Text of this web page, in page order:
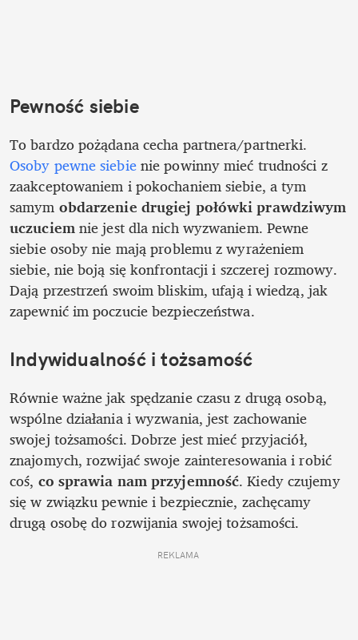
Pewność siebie
Osoby pewne siebie nie powinny mieć trudności z
zaakceptowaniem i pokochaniem siebie, a tym
samym obdarzenie drugiej połówki prawdziwym
uczuciem nie jest dla nich wyzwaniem. Pewne
siebie osoby nie mają problemu z wyrażeniem
siebie, nie boją się konfrontacji i szczerej rozmowy.
Dają przestrzeń swoim bliskim, ufają i wiedzą, jak
zapewnić im poczucie bezpieczeństwa.
Indywidualność i tożsamość
Równie ważne jak spędzanie czasu z drugą osobą,
wspólne działania i wyzwania, jest zachowanie
swojej tożsamości. Dobrze jest mieć przyjaciół,
znajomych, rozwijać swoje zainteresowania i robić
coś, co sprawia nam przyjemność. Kiedy czujemy
się w związku pewnie i bezpiecznie, zachęcamy
drugą osobę do rozwijania swojej tożsamości.
REKLAMA